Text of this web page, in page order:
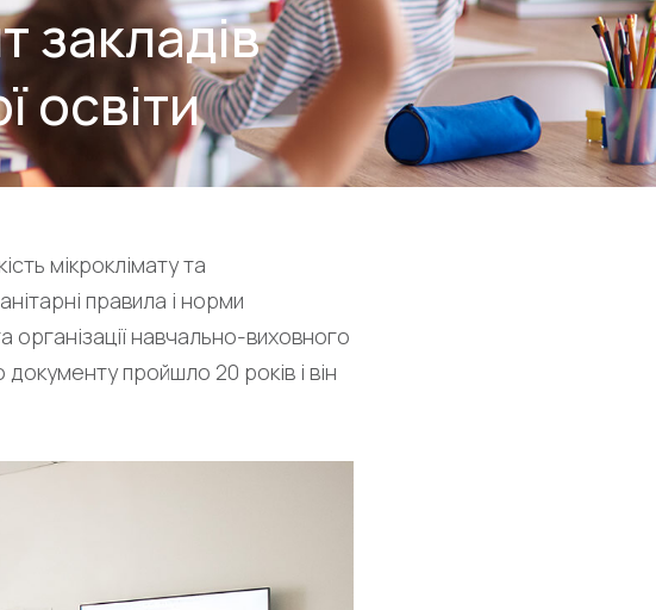
закладів
освіти
мікроклімату та
правила і норми
організації навчально-виховного
пройшло 20 років і він